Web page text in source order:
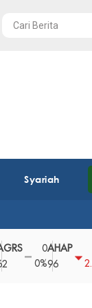
Syariah
0
AHAP
96
2.04%